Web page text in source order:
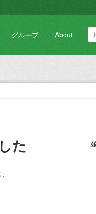
グループ About
た
: